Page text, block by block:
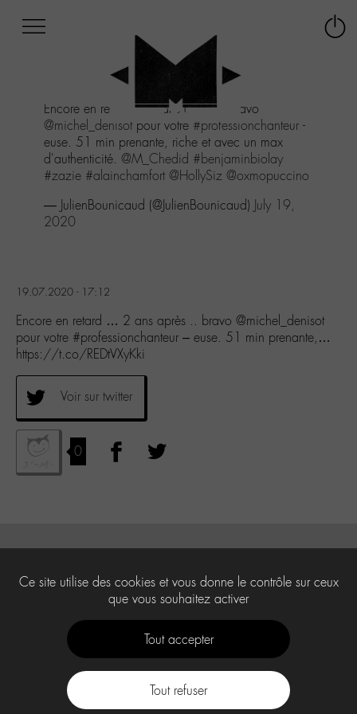
menu
Aller
au
contenu
Encore en retard ... 2 ans après .. bravo
@michel_denisot pour votre #professionchanteur -
euse. 51 min prenante, riche et avec un max
d'authenticité. @M_Chedid #benjaminbiolay
#zazie #alainchamfort @HollySiz @oxmopuccino
— JulienBounicaud (@JulienBounicaud) July 19,
2020
19.07.2020 - 17:12
Encore en retard … 2 ans après .. bravo @michel_denisot
pour votre #professionchanteur – euse. 51 min prenante,…
https://t.co/REDtVXyKki
Voir sur twitter
0
Ce site utilise des cookies et vous donne le contrôle sur ceux
que vous souhaitez activer
Tout accepter
Tout refuser